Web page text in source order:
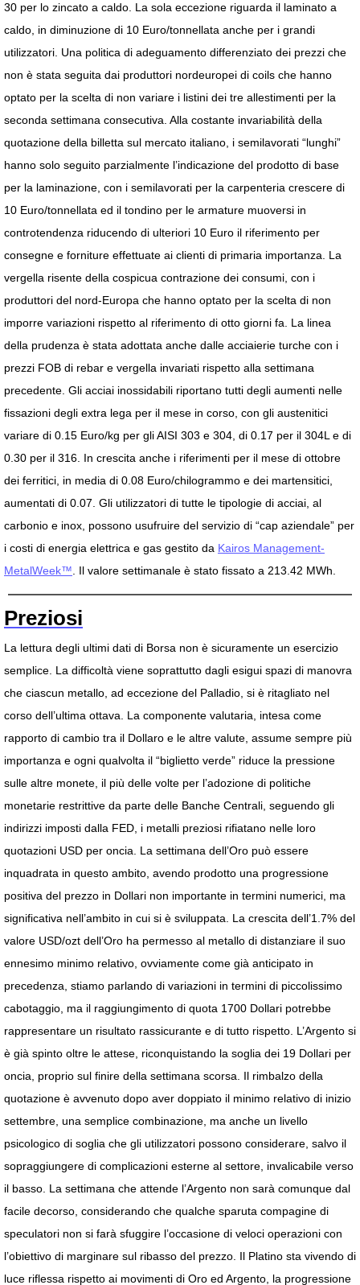
30 per lo zincato a caldo. La sola eccezione riguarda il laminato a
caldo, in diminuzione di 10 Euro/tonnellata anche per i grandi
utilizzatori. Una politica di adeguamento differenziato dei prezzi che
non è stata seguita dai produttori nordeuropei di coils che hanno
optato per la scelta di non variare i listini dei tre allestimenti per la
seconda settimana consecutiva. Alla costante invariabilità della
quotazione della billetta sul mercato italiano, i semilavorati “lunghi”
hanno solo seguito parzialmente l’indicazione del prodotto di base
per la laminazione, con i semilavorati per la carpenteria crescere di
10 Euro/tonnellata ed il tondino per le armature muoversi in
controtendenza riducendo di ulteriori 10 Euro il riferimento per
consegne e forniture effettuate ai clienti di primaria importanza. La
vergella risente della cospicua contrazione dei consumi, con i
produttori del nord-Europa che hanno optato per la scelta di non
imporre variazioni rispetto al riferimento di otto giorni fa. La linea
della prudenza è stata adottata anche dalle acciaierie turche con i
prezzi FOB di rebar e vergella invariati rispetto alla settimana
precedente. Gli acciai inossidabili riportano tutti degli aumenti nelle
fissazioni degli extra lega per il mese in corso, con gli austenitici
variare di 0.15 Euro/kg per gli AISI 303 e 304, di 0.17 per il 304L e di
0.30 per il 316. In crescita anche i riferimenti per il mese di ottobre
dei ferritici, in media di 0.08 Euro/chilogrammo e dei martensitici,
aumentati di 0.07. Gli utilizzatori di tutte le tipologie di acciai, al
carbonio e inox, possono usufruire del servizio di “cap aziendale” per
i costi di energia elettrica e gas gestito da Kairos Management-
MetalWeek™ . Il valore settimanale è stato fissato a 213.42 MWh.
Preziosi
La lettura degli ultimi dati di Borsa non è sicuramente un esercizio
semplice. La difficoltà viene soprattutto dagli esigui spazi di manovra
che ciascun metallo, ad eccezione del Palladio, si è ritagliato nel
corso dell’ultima ottava. La componente valutaria, intesa come
rapporto di cambio tra il Dollaro e le altre valute, assume sempre più
importanza e ogni qualvolta il “biglietto verde” riduce la pressione
sulle altre monete, il più delle volte per l’adozione di politiche
monetarie restrittive da parte delle Banche Centrali, seguendo gli
indirizzi imposti dalla FED, i metalli preziosi rifiatano nelle loro
quotazioni USD per oncia. La settimana dell’Oro può essere
inquadrata in questo ambito, avendo prodotto una progressione
positiva del prezzo in Dollari non importante in termini numerici, ma
significativa nell’ambito in cui si è sviluppata. La crescita dell’1.7% del
valore USD/ozt dell’Oro ha permesso al metallo di distanziare il suo
ennesimo minimo relativo, ovviamente come già anticipato in
precedenza, stiamo parlando di variazioni in termini di piccolissimo
cabotaggio, ma il raggiungimento di quota 1700 Dollari potrebbe
rappresentare un risultato rassicurante e di tutto rispetto. L’Argento si
è già spinto oltre le attese, riconquistando la soglia dei 19 Dollari per
oncia, proprio sul finire della settimana scorsa. Il rimbalzo della
quotazione è avvenuto dopo aver doppiato il minimo relativo di inizio
settembre, una semplice combinazione, ma anche un livello
psicologico di soglia che gli utilizzatori possono considerare, salvo il
sopraggiungere di complicazioni esterne al settore, invalicabile verso
il basso. La settimana che attende l’Argento non sarà comunque dal
facile decorso, considerando che qualche sparuta compagine di
speculatori non si farà sfuggire l’occasione di veloci operazioni con
l’obiettivo di marginare sul ribasso del prezzo. Il Platino sta vivendo di
luce riflessa rispetto ai movimenti di Oro ed Argento, la progressione